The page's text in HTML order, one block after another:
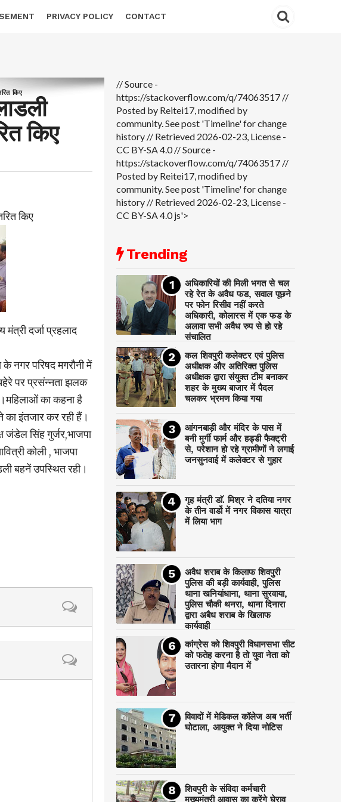
PRIVACY POLICY CONTACT
किए
किए
किए
मंत्री दर्जा प्रहलाद
के नगर परिषद मगरौनी में
पर प्रसंन्नता झलक
का कहना है
का इंतजार कर रही हैं।
जंडेल सिंह गुर्जर,भाजपा
कोली , भाजपा
बहनें उपस्थित रही।
// Source -
https://stackoverflow.com/q/74063517 //
Posted by Reitei17, modified by
community. See post 'Timeline' for change
history // Retrieved 2026-02-23, License -
CC BY-SA 4.0// Source -
https://stackoverflow.com/q/74063517 //
Posted by Reitei17, modified by
community. See post 'Timeline' for change
history // Retrieved 2026-02-23, License -
CC BY-SA 4.0 js'>
Trending
अधिकारियों की मिली भगत से चल
रहे रेत के अवैध फड, सवाल पूछने
पर फोन रिसीव नहीं करते
अधिकारी, कोलारस में एक फड के
अलावा सभी अवैध रुप से हो रहे
संचालित
कल शिवपुरी कलेक्टर एवं पुलिस
अधीक्षक और अतिरिक्त पुलिस
अधीक्षक द्वारा संयुक्त टीम बनाकर
शहर के मुख्य बाजार में पैदल
चलकर भ्रमण किया गया
आंगनबाड़ी और मंदिर के पास में
बनी मुर्गी फार्म और हड्डी फैक्ट्री
से, परेशान हो रहे ग्रामीणों ने लगाई
जनसुनवाई में कलेक्टर से गुहार
गृह मंत्री डाॅ. मिश्र ने दतिया नगर
के तीन वार्डो में नगर विकास यात्रा
में लिया भाग
अवैध शराब के किलाफ शिवपुरी
पुलिस की बड़ी कार्यवाही, पुलिस
थाना खनियांधाना, थाना सुरवाया,
पुलिस चौकी थनरा, थाना दिनारा
द्वारा अबैध शराब के खिलाफ
कार्यवाही
कांग्रेस को शिवपुरी विधानसभा सीट
को फतेह करना है तो युवा नेता को
उतारना होगा मैदान में
विवादों में मेडिकल कॉलेज अब भर्ती
घोटाला, आयुक्त ने दिया नोटिस
शिवपुरी के संविदा कर्मचारी
मुख्यमंत्री आवास का करेंगे घेराव